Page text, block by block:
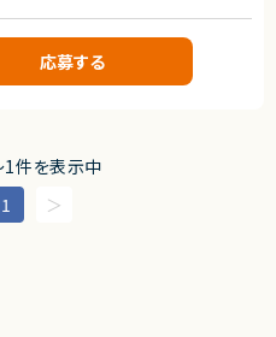
クトマネージャー
ジニア/SRE
サイドエンジニア
Spring Boot
応募する
件を表示中
1